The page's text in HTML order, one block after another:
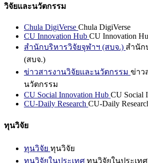
วิจัยและนวัตกรรม
Chula DigiVerse Chula DigiVerse
CU Innovation Hub CU Innovation
สำนักบริหารวิจัยจุฬาฯ (สบจ.) สำนัก
(สบจ.)
ข่าวสารงานวิจัยและนวัตกรรม ข่าว
นวัตกรรม
CU Social Innovation Hub CU Social
CU-Daily Research CU-Daily
ทุนวิจัย
ทุนวิจัย ทุนวิจัย
ทุนวิจัยในประเทศ ทุนวิจัยในประเทศ